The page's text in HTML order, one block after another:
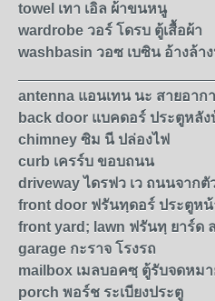
towel เทา เอิล ผ้าขนหนู
wardrobe วอร์ โดรบ ตู้เสื้อผ้า
washbasin วอซ เบซิน อ้างล้า
Outside
antenna แอนเทน นะ สายอาก
back door แบคดอร์ ประตูหลัง
chimney ซิม นี ปล่องไฟ
curb เครร์บ ขอบถนน
driveway ไดรฟว เว ถนนจาก
front door ฟรันทฺดอร์ ประตูห
front yard; lawn ฟรันทฺ ยาร์ด
garage กะราจ โรงรถ
mailbox เมลบอคซฺ ตู้รับจดหม
porch พอร์ช ระเบียงประตู